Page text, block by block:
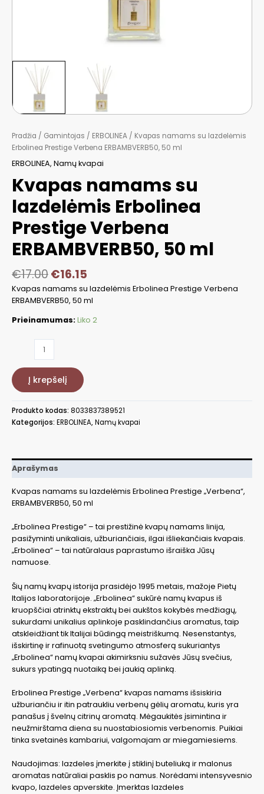
Pradžia / Gamintojas / ERBOLINEA / Kvapas namams su lazdelėmis
Erbolinea Prestige Verbena ERBAMBVERB50, 50 ml
ERBOLINEA, Namų kvapai
Kvapas namams su
lazdelėmis Erbolinea
Prestige Verbena
ERBAMBVERB50, 50 ml
€17.00€16.15
Kvapas namams su lazdelėmis Erbolinea Prestige Verbena
ERBAMBVERB50, 50 ml
Prieinamumas:Liko 2
Kvapas
namams
su
Erbolinea
Prestige
50
ml
Į krepšelį
Produkto kodas: 8033837389521
Kategorijos: ERBOLINEA,Namų kvapai
Aprašymas
Kvapas namams su lazdelėmis Erbolinea Prestige „Verbena“,
ERBAMBVERB50, 50 ml
„Erbolinea Prestige“ – tai prestižinė kvapų namams linija,
pasižyminti unikaliais, užburiančiais, ilgai išliekančiais kvapais.
„Erbolinea“ – tai natūralaus paprastumo išraiška Jūsų
namuose.
Šių namų kvapų istorija prasidėjo 1995 metais, mažoje Pietų
Italijos laboratorijoje. „Erbolinea“ sukūrė namų kvapus iš
kruopščiai atrinktų ekstraktų bei aukštos kokybės medžiagų,
sukurdami unikalius aplinkoje pasklindančius aromatus, taip
atskleidžiant tik Italijai būdingą meistriškumą. Nesenstantys,
išskirtinę ir rafinuotą svetingumo atmosferą sukuriantys
„Erbolinea“ namų kvapai akimirksniu sužavės Jūsų svečius,
sukurs ypatingą nuotaiką bei jaukią aplinką.
Erbolinea Prestige „Verbena“ kvapas namams išsiskiria
užburiančiu ir itin patraukliu verbenų gėlių aromatu, kuris yra
panašus į švelnų citrinų aromatą. Mėgaukitės įsimintina ir
neužmirštama diena su nuostabiosiomis verbenomis. Puikiai
tinka svetainės kambariui, valgomajam ar miegamiesiems.
Naudojimas: lazdeles įmerkite į stiklinį buteliuką ir malonus
aromatas natūraliai pasklis po namus. Norėdami intensyvesnio
kvapo, lazdeles apverskite. Įmerktas lazdeles